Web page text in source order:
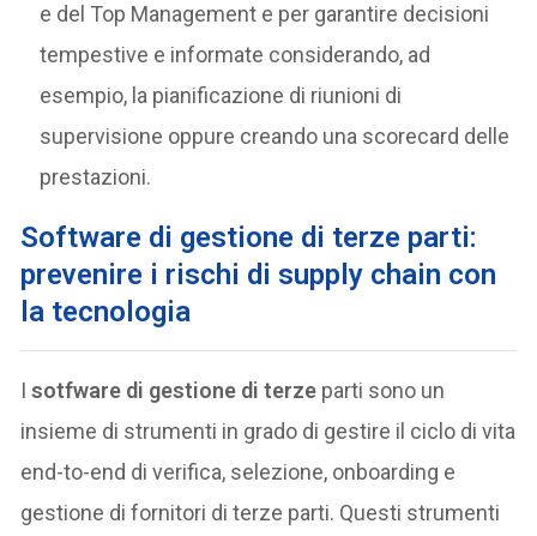
e del Top Management e per garantire decisioni
tempestive e informate considerando, ad
esempio, la pianificazione di riunioni di
supervisione oppure creando una scorecard delle
prestazioni.
Software di gestione di terze parti:
prevenire i rischi di supply chain con
la tecnologia
Isotfware di gestione di terze parti sono un
insieme di strumenti in grado di gestire il ciclo di vita
end-to-end di verifica, selezione, onboarding e
gestione di fornitori di terze parti. Questi strumenti